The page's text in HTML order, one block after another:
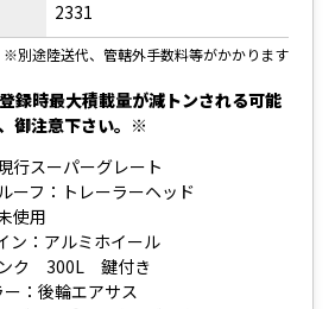
2331
※別途陸送代、管轄外手数料等がかかります
録時最大積載量が減トンされる可能
御注意下さい。※
行スーパーグレート
ーフ：トレーラーヘッド
使用
ン：アルミホイール
ンク 300L 鍵付き
：後輪エアサス